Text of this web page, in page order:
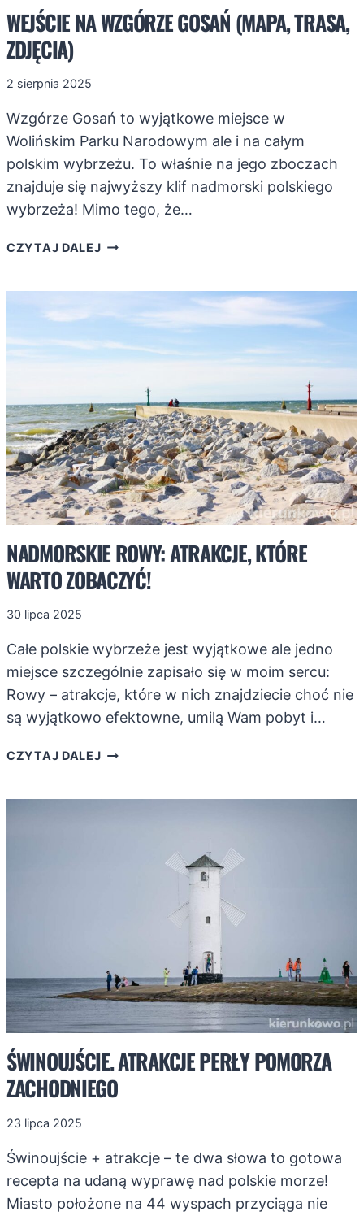
WEJŚCIE NA WZGÓRZE GOSAŃ (MAPA, TRASA,
ZDJĘCIA)
2 sierpnia 2025
Wzgórze Gosań to wyjątkowe miejsce w
Wolińskim Parku Narodowym ale i na całym
polskim wybrzeżu. To właśnie na jego zboczach
znajduje się najwyższy klif nadmorski polskiego
wybrzeża! Mimo tego, że…
CZYTAJ DALEJWEJŚCIE
(MAPA,
ZDJĘCIA)
NADMORSKIE ROWY: ATRAKCJE, KTÓRE
WARTO ZOBACZYĆ!
30 lipca 2025
Całe polskie wybrzeże jest wyjątkowe ale jedno
miejsce szczególnie zapisało się w moim sercu:
Rowy – atrakcje, które w nich znajdziecie choć nie
są wyjątkowo efektowne, umilą Wam pobyt i…
CZYTAJ DALEJNADMORSKIE
ŚWINOUJŚCIE. ATRAKCJE PERŁY POMORZA
ZACHODNIEGO
23 lipca 2025
Świnoujście + atrakcje – te dwa słowa to gotowa
recepta na udaną wyprawę nad polskie morze!
Miasto położone na 44 wyspach przyciąga nie